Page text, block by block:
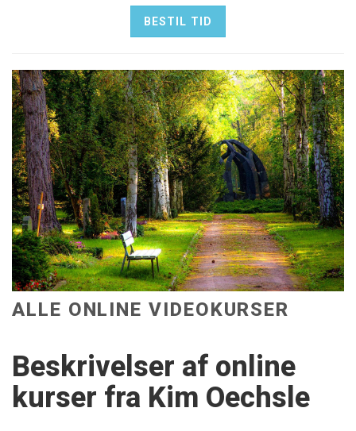
BESTIL TID
ALLE ONLINE VIDEOKURSER
Beskrivelser af online
kurser fra Kim Oechsle